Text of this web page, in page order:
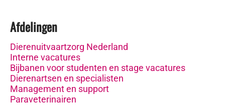
Afdelingen
Dierenuitvaartzorg Nederland
Interne vacatures
Bijbanen voor studenten en stage vacatures
Dierenartsen en specialisten
Management en support
Paraveterinairen